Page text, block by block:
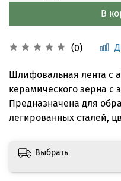
(0)
В
Шлифовальная лента с
керамического зерна с
Предназначена для
легированных сталей,
Выбрать